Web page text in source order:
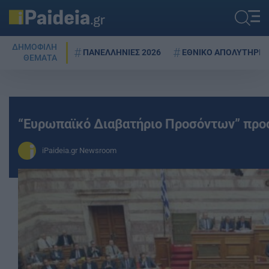
ΔΗΜΟΦΙΛΗ
ΘΕΜΑΤΑ
ΠΑΝΕΛΛΗΝΙΕΣ 2026 ΕΘΝΙΚΟ ΑΠΟΛΥΤΗΡΙΟ
“Ευρωπαϊκό Διαβατήριο Προσόντων”
iPaideia.gr Newsroom